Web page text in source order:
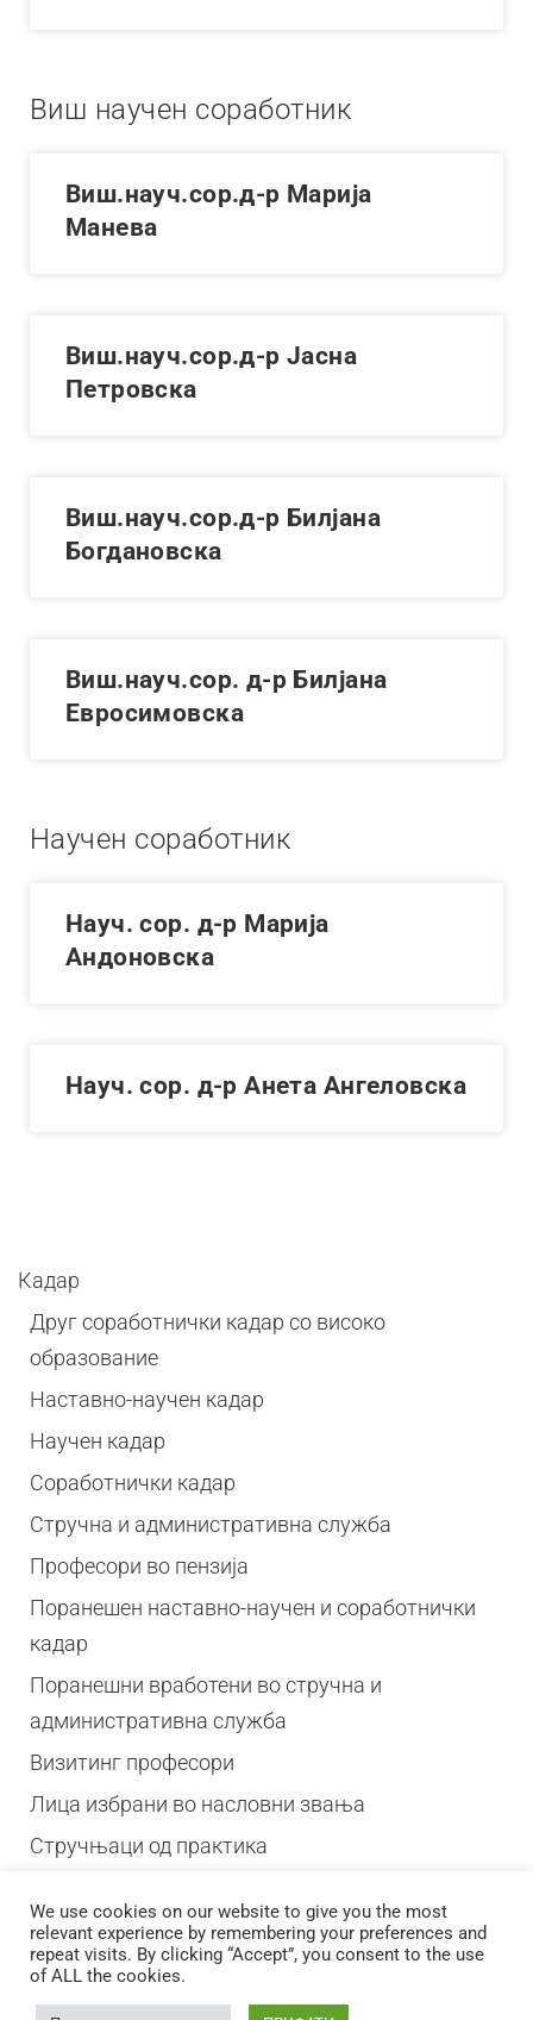
Виш научен соработник
Виш.науч.сор.д-р Марија
Манева
Виш.науч.сор.д-р Јасна
Петровска
Виш.науч.сор.д-р Билјана
Богдановска
Виш.науч.сор. д-р Билјана
Евросимовска
Научен соработник
Науч. сор. д-р Марија
Андоновска
Науч. сор. д-р Анета Ангеловска
Кадар
Друг соработнички кадар со високо
образование
Наставно-научен кадар
Научен кадар
Соработнички кадар
Стручна и административна служба
Професори во пензија
Поранешен наставно-научен и соработнички
кадар
Поранешни вработени во стручна и
административна служба
Визитинг професори
Лица избрани во насловни звања
Стручњаци од практика
© 2026 Стоматолошки факултет – Скопје Универзитет ,,Св. Кирил и
Методиј'' во Скопје
Developed by
We use cookies on our website to give you the most
relevant experience by remembering your preferences and
repeat visits. By clicking “Accept”, you consent to the use
of ALL the cookies.